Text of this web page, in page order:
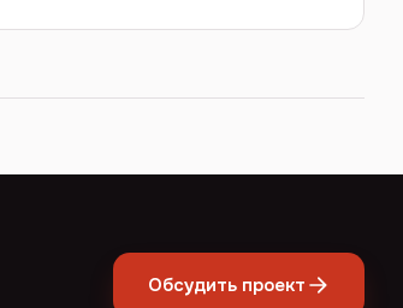
Обсудить проект